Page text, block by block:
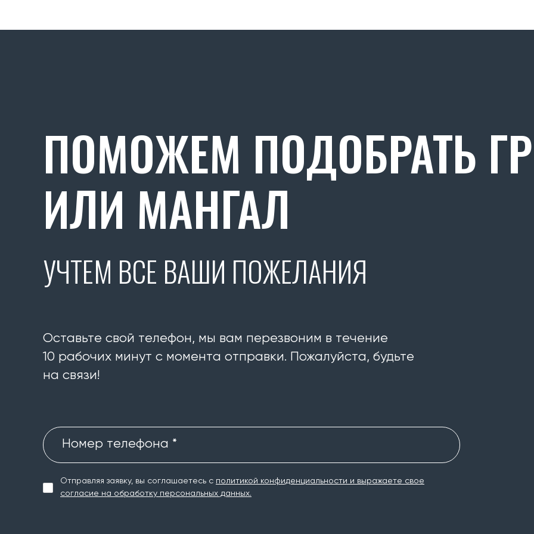
ПОМОЖЕМ ПОДОБРАТЬ
ИЛИ МАНГАЛ
УЧТЕМ ВСЕ ВАШИ ПОЖЕЛАНИЯ
Оставьте свой телефон, мы вам перезвоним в течение
10 рабочих минут с момента отправки. Пожалуйста, будьте
на связи!
Номер телефона *
Отправляя заявку, вы соглашаетесь с политикой конфиденциальности и выражаете свое
согласие на обработку персональных данных.